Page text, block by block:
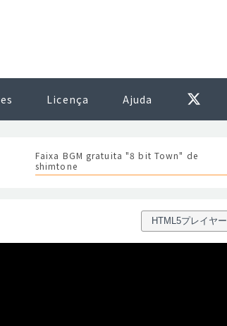
Licença Ajuda
Faixa BGM gratuita "8 bit Town" de
shimtone
HTML5プレイヤー